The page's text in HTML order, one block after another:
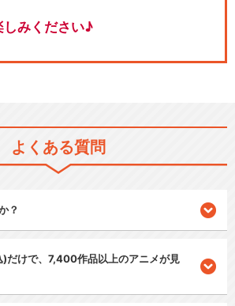
しみください♪
よくある質問
？
だけで、7,400作品以上のアニメが見